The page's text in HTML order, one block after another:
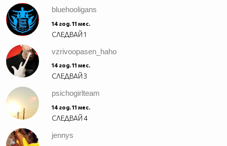
bluehooligans
14 год. 11 мес.
СЛЕДВАЙ1
vzrivoopasen_haho
14 год. 11 мес.
СЛЕДВАЙ3
psichogirlteam
14 год. 11 мес.
СЛЕДВАЙ4
jennys